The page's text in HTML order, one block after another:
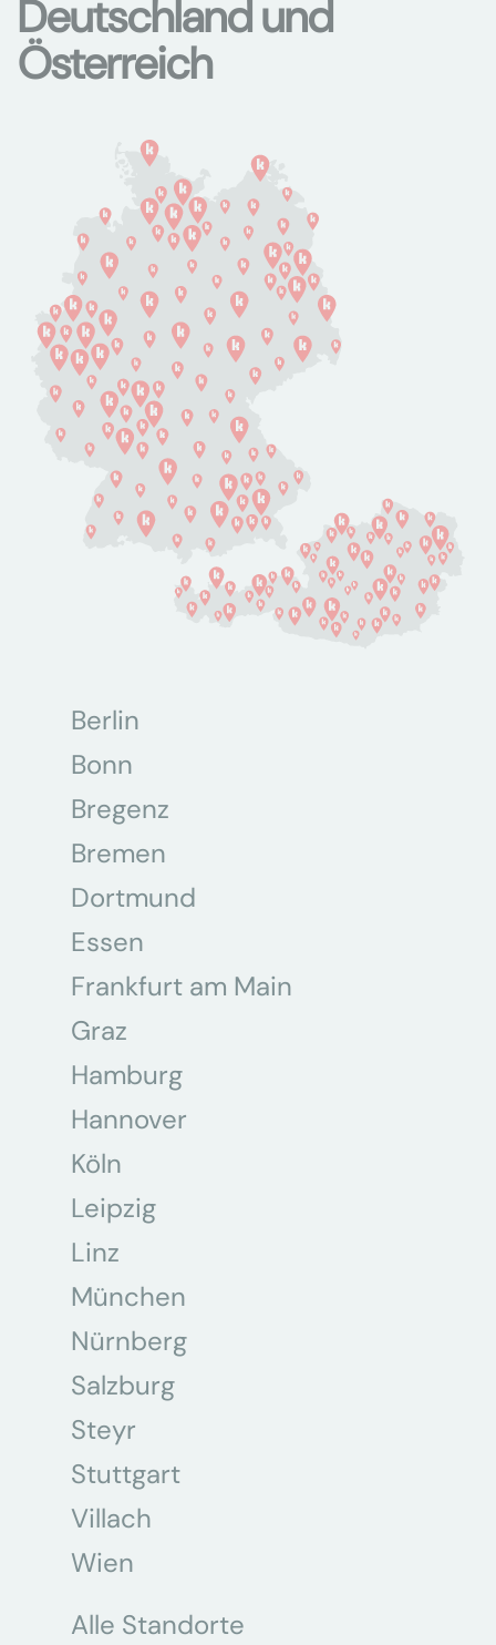
Deutschland und
Österreich
Berlin
Bonn
Bregenz
Bremen
Dortmund
Essen
Frankfurt am Main
Graz
Hamburg
Hannover
Köln
Leipzig
Linz
München
Nürnberg
Salzburg
Steyr
Stuttgart
Villach
Wien
Alle Standorte